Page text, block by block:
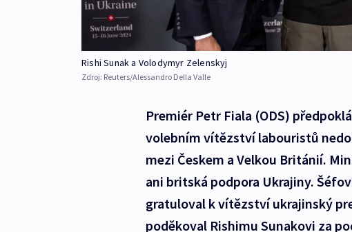
Rishi Sunak a Volodymyr Zelenskyj
Zdroj: Reuters/Alessandro Della Valle
Premiér Petr Fiala (ODS)
volebním vítězství labouristů
mezi Českem a Velkou Británií.
ani britská podpora Ukrajiny.
gratuloval k vítězství ukrajinský
poděkoval Rishimu Sunakovi za